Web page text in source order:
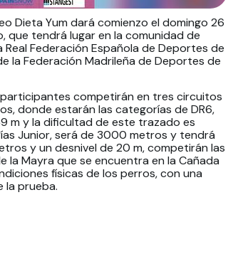
Dieta Yum dará comienzo el domingo 26
que tendrá lugar en la comunidad de
Federación Española de Deportes de
la Federación Madrileña de Deportes de
competirán en tres circuitos
donde estarán las categorías de DR6,
m y la dificultad de este trazado es
Junior, será de 3000 metros y tendrá
y un desnivel de 20 m, competirán las
la Mayra que se encuentra en la Cañada
físicas de los perros, con una
la prueba.